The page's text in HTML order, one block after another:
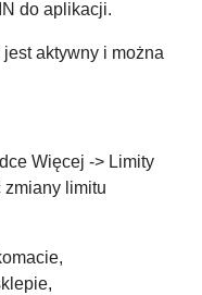
do aplikacji.
aktywny i można
Więcej -> Limity
limitu